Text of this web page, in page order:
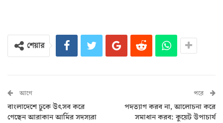
শেয়ার
আগে
বাংলাদেশে ঢুকে উৎসব করে
গেছেন আরাকান আর্মির সদস্যরা
পরে
পদত্যাগ করব না, আলোচনা করে
সমাধান করব: কুয়েট উপাচার্য